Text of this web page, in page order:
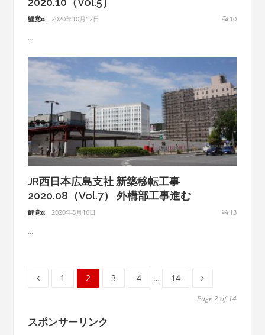
鯉党α 2020年10月12日 10
...
JR西日本広島支社 新築移転工事
2020.08（Vol.7） 外構部工事進む
鯉党α 2020年8月16日 13
...
Page
1 Page
2 3 4 … 14
Page 2 of 14
スポンサーリンク